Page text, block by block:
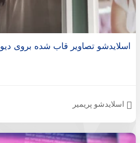
اسلایدشو تصاویر قاب شده بروی دیوار
اسلایدشو پریمیر